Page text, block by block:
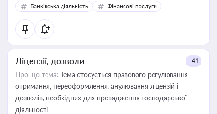
Банківська діяльність Фінансові послуги
Ліцензії, дозволи +41
Про що тема: Тема стосується правового регулювання
отримання, переоформлення, анулювання ліцензій і
дозволів, необхідних для провадження господарської
діяльності